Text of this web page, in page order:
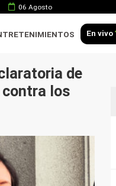
06 Agosto
En vivo
de
contra los